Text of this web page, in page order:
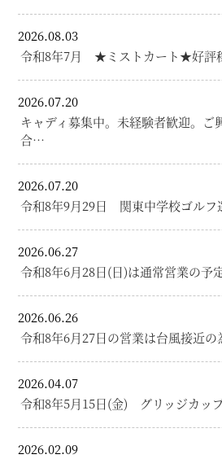
2026.08.03
令和8年7月 ★ミストカート★好評
2026.07.20
キャディ募集中。未経験者歓迎。ご
合…
2026.07.20
令和8年9月29日 関東中学校ゴル
2026.06.27
令和8年6月28日(日)は通常営業の予
2026.06.26
令和8年6月27日の営業は台風接近
2026.04.07
令和8年5月15日(金) グリッジカッ
2026.02.09